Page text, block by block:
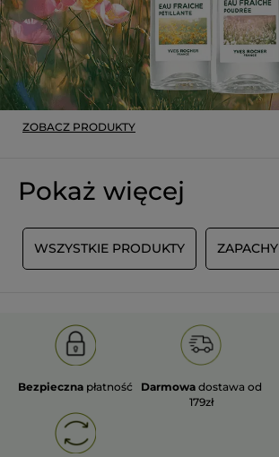
ZOBACZ PRODUKTY
Pokaż więcej
WSZYSTKIE PRODUKTY ZAPACHY
Bezpieczna płatność Darmowa dostawa od
179zł